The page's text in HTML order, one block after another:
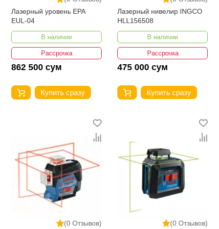
Лазерный уровень EPA
EUL-04
В наличии
Рассрочка
862 500 сум
Купить сразу
Лазерный нивелир INGCO
HLL156508
В наличии
Рассрочка
475 000 сум
Купить сразу
(0 Отзывов)
(0 Отзывов)